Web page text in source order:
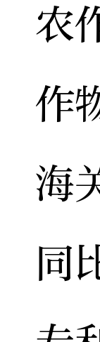
农
作
海
同